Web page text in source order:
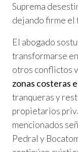
Suprema
dejando firme el
El abogado
transformarse
otros conflictos
zonas costeras
tranqueras y
propietarios
mencionados
Pedral y